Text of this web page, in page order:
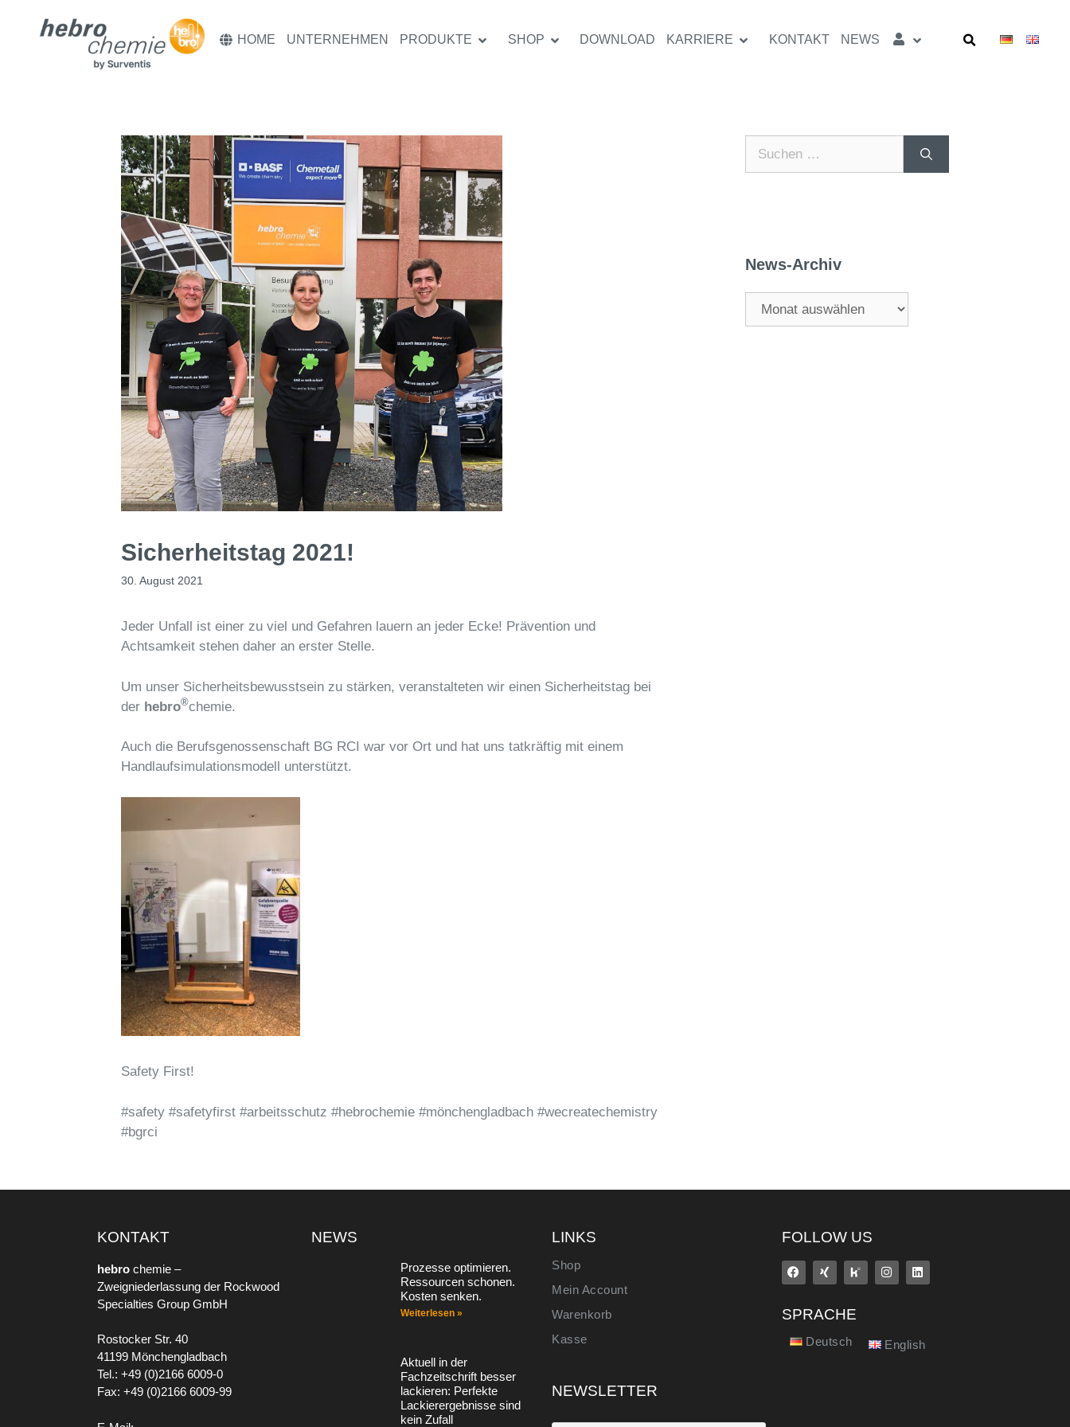
HOME UNTERNEHMEN PRODUKTE SHOP DOWNLOAD KARRIERE KONTAKT NEWS
Sicherheitstag 2021!
30. August 2021
Jeder Unfall ist einer zu viel und Gefahren lauern an jeder Ecke! Prävention und
Achtsamkeit stehen daher an erster Stelle.
Um unser Sicherheitsbewusstsein zu stärken, veranstalteten wir einen Sicherheitstag bei
der hebro®chemie.
Auch die Berufsgenossenschaft BG RCI war vor Ort und hat uns tatkräftig mit einem
Handlaufsimulationsmodell unterstützt.
Safety First!
#safety #safetyfirst #arbeitsschutz #hebrochemie #mönchengladbach #wecreatechemistry
#bgrci
News-Archiv
KONTAKT
hebro chemie –
Zweigniederlassung der Rockwood
Specialties Group GmbH
Rostocker Str. 40
41199 Mönchengladbach
Tel.: +49 (0)2166 6009-0
Fax: +49 (0)2166 6009-99
NEWS
Prozesse optimieren.
Ressourcen schonen.
Kosten senken.
Weiterlesen »
Aktuell in der
Fachzeitschrift besser
lackieren: Perfekte
Lackierergebnisse sind
kein Zufall
LINKS
Shop
Mein Account
Warenkorb
Kasse
NEWSLETTER
FOLLOW US
SPRACHE
Deutsch English